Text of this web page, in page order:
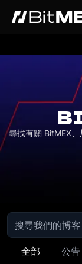
尋找有關 BitMEX
全部 公告